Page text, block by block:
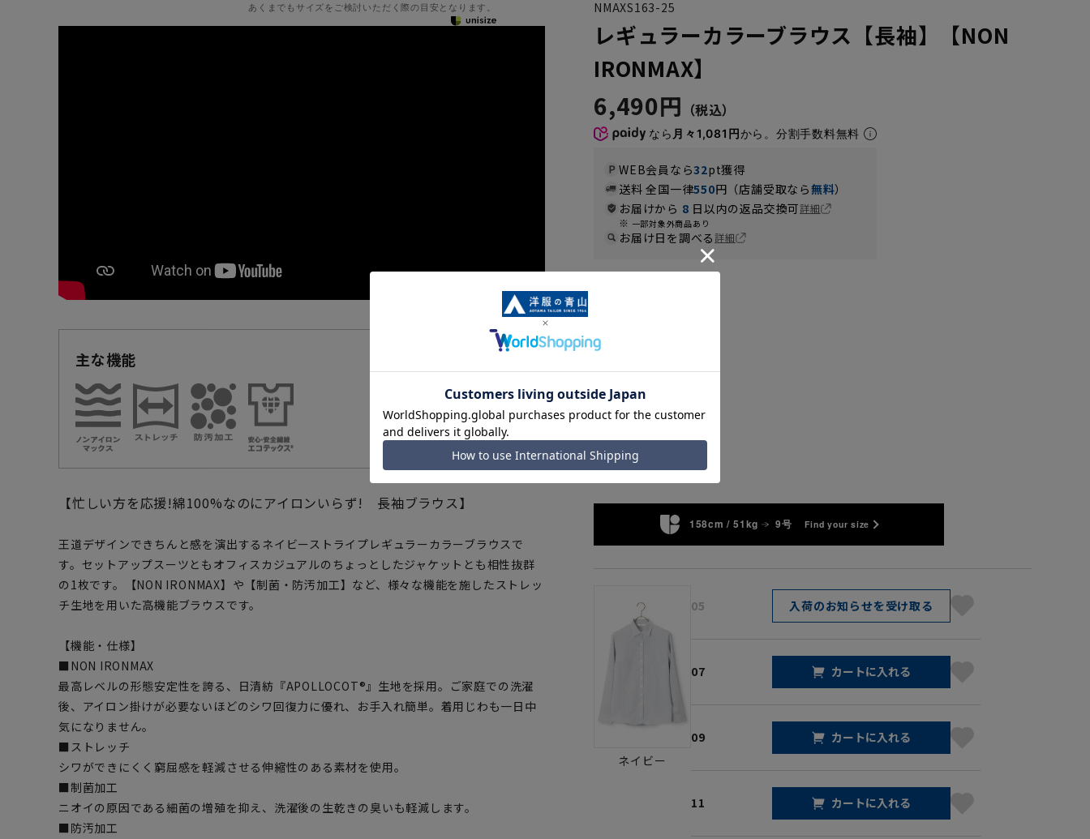
あくまでもサイズをご検討いただく際の目安となります。
主な機能
【忙しい方を応援!綿100%なのにアイロンいらず! 長袖ブラウス】
王道デザインできちんと感を演出するネイビーストライプレギュラーカラーブラウスで
す。セットアップスーツともオフィスカジュアルのちょっとしたジャケットとも相性抜群
の1枚です。【NON IRONMAX】や【制菌・防汚加工】など、様々な機能を施したストレッ
チ生地を用いた高機能ブラウスです。
【機能・仕様】
■NON IRONMAX
最高レベルの形態安定性を誇る、日清紡『APOLLOCOT®』生地を採用。ご家庭での洗濯
後、アイロン掛けが必要ないほどのシワ回復力に優れ、お手入れ簡単。着用じわも一日中
気になりません。
■ストレッチ
シワができにくく窮屈感を軽減させる伸縮性のある素材を使用。
■制菌加工
ニオイの原因である細菌の増殖を抑え、洗濯後の生乾きの臭いも軽減します。
■防汚加工
NMAXS163-25
レギュラーカラーブラウス【長袖】【NON
IRONMAX】
6,490円
なら 月々1,081円から。分割手数料無料
WEB会員なら32pt獲得
送料 全国一律550円（店舗受取なら無料）
お届けから 8 日以内の返品交換可詳細
一部対象外商品あり
お届け日を調べる詳細
ネイビー
158cm / 51kg 9号 Find your size
ネイビー
05 入荷のお知らせを受け取る
07 カートに入れる
09 カートに入れる
11 カートに入れる